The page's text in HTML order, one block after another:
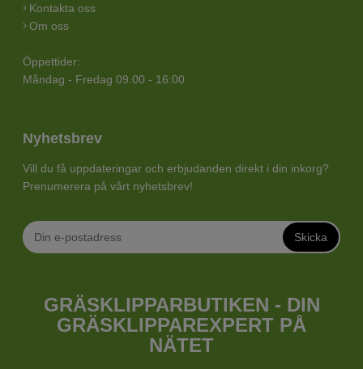
Kontakta oss
Om oss
Öppettider:
Måndag - Fredag 09.00 - 16:00
Nyhetsbrev
Vill du få uppdateringar och erbjudanden direkt i din inkorg?
Prenumerera på vårt nyhetsbrev!
Skicka
GRÄSKLIPPARBUTIKEN - DIN
GRÄSKLIPPAREXPERT PÅ
NÄTET